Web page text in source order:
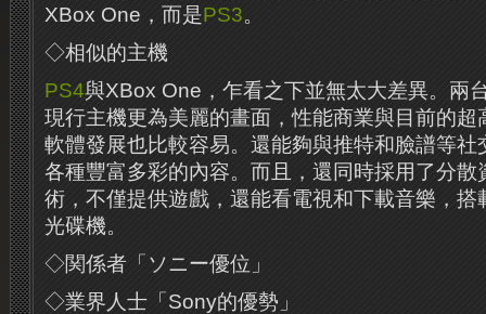
XBox One，而是PS3。
◇相似的主機
PS4與XBox One，乍看之下並無太大差異。兩
現行主機更為美麗的畫面，性能商業與目前的
軟體發展也比較容易。還能夠與推特和臉譜等社
各種豐富多彩的內容。而且，還同時採用了分散
術，不僅提供遊戲，還能看電視和下載音樂，
光碟機。
◇関係者「ソニー優位」
◇業界人士「Sony的優勢」